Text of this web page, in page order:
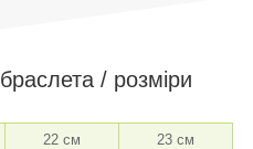
/ розміри
22 см
23 см